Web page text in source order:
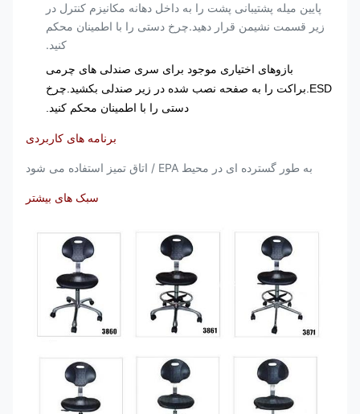
پایین میله پشتیبانی پشت را به داخل دهانه مکانیزم کنترل در
زیر قسمت نشیمن قرار دهید.چرخ دستی را با اطمینان محکم
کنید.
بازوهای اختیاری موجود برای سری صندلی های چرمی
ESD.براکت را به صفحه نصب شده در زیر صندلی بکشید.چرخ
دستی را با اطمینان محکم کنید.
برنامه های کاربردی
به طور گسترده ای در محیط EPA / اتاق تمیز استفاده می شود
سبک های بیشتر